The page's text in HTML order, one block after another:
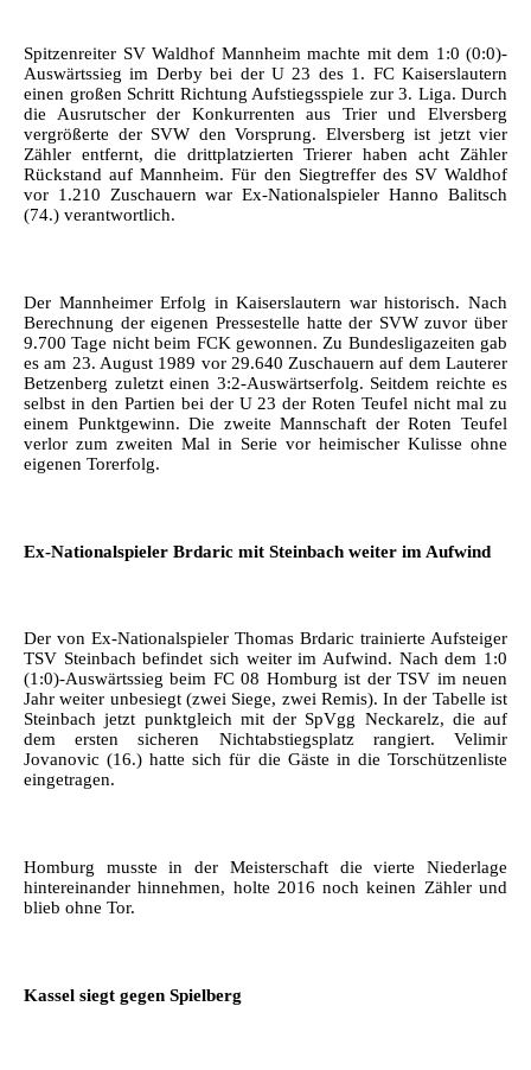
Spitzenreiter SV Waldhof Mannheim machte mit dem 1:0 (0:0)-
Auswärtssieg im Derby bei der U 23 des 1. FC Kaiserslautern
einen großen Schritt Richtung Aufstiegsspiele zur 3. Liga. Durch
die Ausrutscher der Konkurrenten aus Trier und Elversberg
vergrößerte der SVW den Vorsprung. Elversberg ist jetzt vier
Zähler entfernt, die drittplatzierten Trierer haben acht Zähler
Rückstand auf Mannheim. Für den Siegtreffer des SV Waldhof
vor 1.210 Zuschauern war Ex-Nationalspieler Hanno Balitsch
(74.) verantwortlich.
Der Mannheimer Erfolg in Kaiserslautern war historisch. Nach
Berechnung der eigenen Pressestelle hatte der SVW zuvor über
9.700 Tage nicht beim FCK gewonnen. Zu Bundesligazeiten gab
es am 23. August 1989 vor 29.640 Zuschauern auf dem Lauterer
Betzenberg zuletzt einen 3:2-Auswärtserfolg. Seitdem reichte es
selbst in den Partien bei der U 23 der Roten Teufel nicht mal zu
einem Punktgewinn. Die zweite Mannschaft der Roten Teufel
verlor zum zweiten Mal in Serie vor heimischer Kulisse ohne
eigenen Torerfolg.
Ex-Nationalspieler Brdaric mit Steinbach weiter im Aufwind
Der von Ex-Nationalspieler Thomas Brdaric trainierte Aufsteiger
TSV Steinbach befindet sich weiter im Aufwind. Nach dem 1:0
(1:0)-Auswärtssieg beim FC 08 Homburg ist der TSV im neuen
Jahr weiter unbesiegt (zwei Siege, zwei Remis). In der Tabelle ist
Steinbach jetzt punktgleich mit der SpVgg Neckarelz, die auf
dem ersten sicheren Nichtabstiegsplatz rangiert. Velimir
Jovanovic (16.) hatte sich für die Gäste in die Torschützenliste
eingetragen.
Homburg musste in der Meisterschaft die vierte Niederlage
hintereinander hinnehmen, holte 2016 noch keinen Zähler und
blieb ohne Tor.
Kassel siegt gegen Spielberg